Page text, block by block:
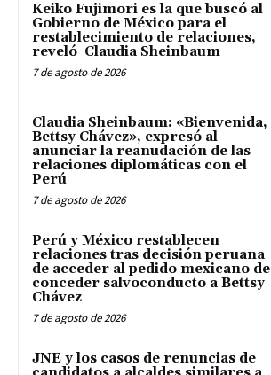
Keiko Fujimori es la que buscó al
Gobierno de México para el
restablecimiento de relaciones,
reveló Claudia Sheinbaum
7 de agosto de 2026
Claudia Sheinbaum: «Bienvenida,
Bettsy Chávez», expresó al
anunciar la reanudación de las
relaciones diplomáticas con el
Perú
7 de agosto de 2026
Perú y México restablecen
relaciones tras decisión peruana
de acceder al pedido mexicano de
conceder salvoconducto a Bettsy
Chávez
7 de agosto de 2026
JNE y los casos de renuncias de